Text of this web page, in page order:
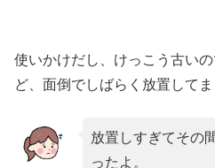
使いかけだし、けっこう古い
ど、面倒でしばらく放置してま
放置しすぎてその
ったよ。